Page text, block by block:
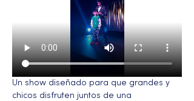
Un show diseñado para que grandes y
chicos disfruten juntos de una